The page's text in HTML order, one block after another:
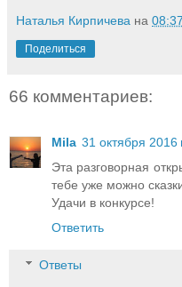
Наталья Кирпичева на 08:37
Поделиться
66 комментариев:
Mila 31 октября 2016
Эта разговорная
тебе уже можно
Удачи в конкурсе!
Ответить
Ответы